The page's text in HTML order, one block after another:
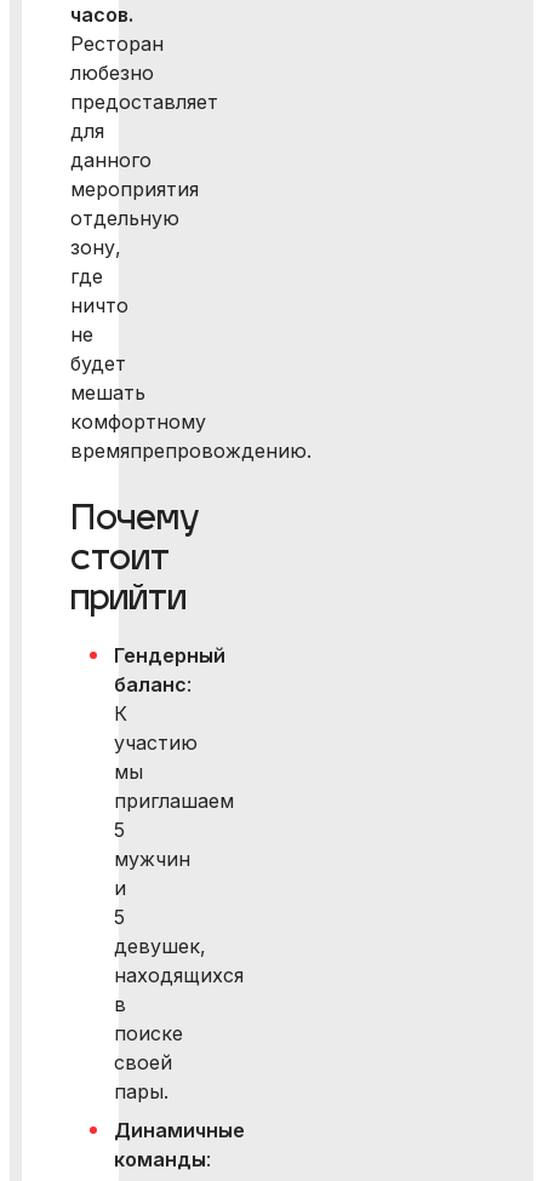
часов.
Ресторан
любезно
предоставляет
для
данного
мероприятия
отдельную
зону,
где
ничто
не
будет
мешать
комфортному
времяпрепровождению.
Почему
стоит
прийти
Гендерный
баланс:
К
участию
мы
приглашаем
5
мужчин
и
5
девушек,
находящихся
в
поиске
своей
пары.
Динамичные
команды: